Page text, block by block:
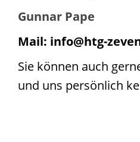
Gunnar Pape
Mail: info@htg-
Sie können auch
und uns persönlich